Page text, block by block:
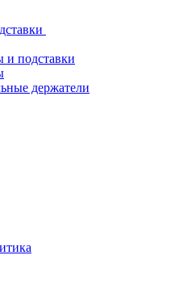
и подставки
держатели